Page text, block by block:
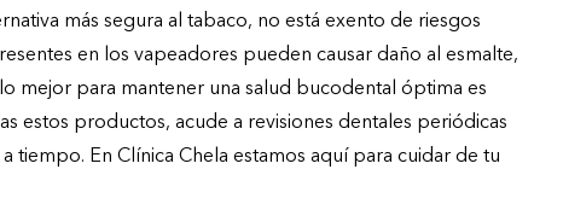
más segura al tabaco, no está exento de riesgos
en los vapeadores pueden causar daño al esmalte,
mejor para mantener una salud bucodental óptima es
estos productos, acude a revisiones dentales periódicas
tiempo. En Clínica Chela estamos aquí para cuidar de tu